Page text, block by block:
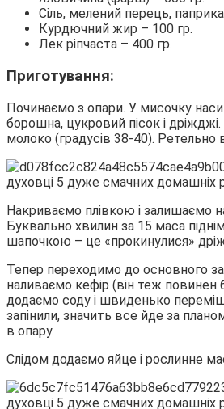
Сіль, мелений перець,
Курдючний жир – 100 гр.
Лек ріпчаста – 400 гр.
Приготування:
Починаємо з опари. У мисочку
борошна, цукровий пісок і
молоко (градусів 38-40).
Накриваємо плівкою і залишаємо
Буквально хвилин за 15 маса
шапочкою – це «прокинулися»
Тепер переходимо до основного
наливаємо кефір (він теж
додаємо соду і швиденько
запінили, значить все йде за
в опару.
Слідом додаємо яйце і рослинне